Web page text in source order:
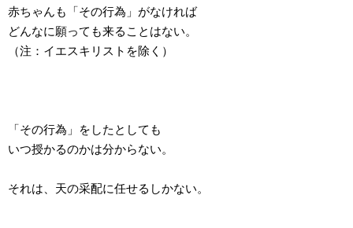
赤ちゃんも「その行為」がなければ
どんなに願っても来ることはない。
（注：イエスキリストを除く）
「その行為」をしたとしても
いつ授かるのかは分からない。
それは、天の采配に任せるしかない。